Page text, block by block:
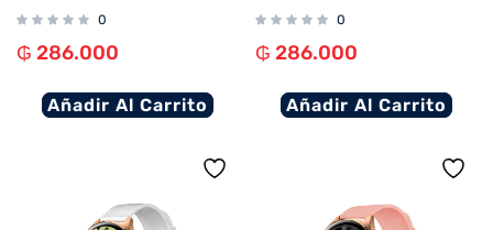
0
₲ 286.000
Añadir Al Carrito
0
₲ 286.000
Añadir Al Carrito